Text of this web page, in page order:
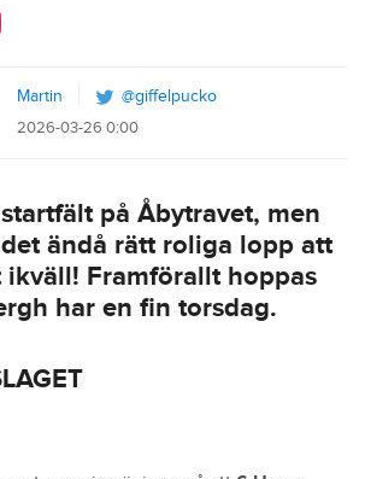
Martin @giffelpucko
2026-03-26 0:00
på Åbytravet, men
ändå rätt roliga lopp att
ikväll! Framförallt hoppas
har en fin torsdag.